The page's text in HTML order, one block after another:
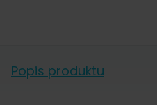
Popis produktu